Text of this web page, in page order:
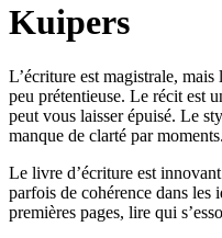
Kuipers
L’écriture est magistrale,
peu prétentieuse. Le récit est
peut vous laisser épuisé. Le
manque de clarté par moments.
Le livre d’écriture est
parfois de cohérence dans les
premières pages, lire qui